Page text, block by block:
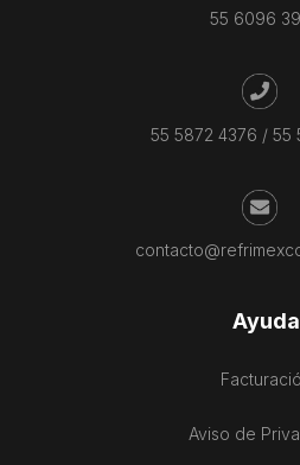
55 6096
55 5872 4376 / 55
Ayuda
Aviso de